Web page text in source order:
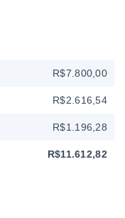
R$7.800,00
R$2.616,54
R$1.196,28
R$11.612,82